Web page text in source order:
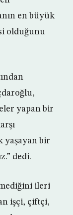
en büyük
olduğunu
yapan bir
yaşayan bir
dedi.
ileri
işçi, çiftçi,